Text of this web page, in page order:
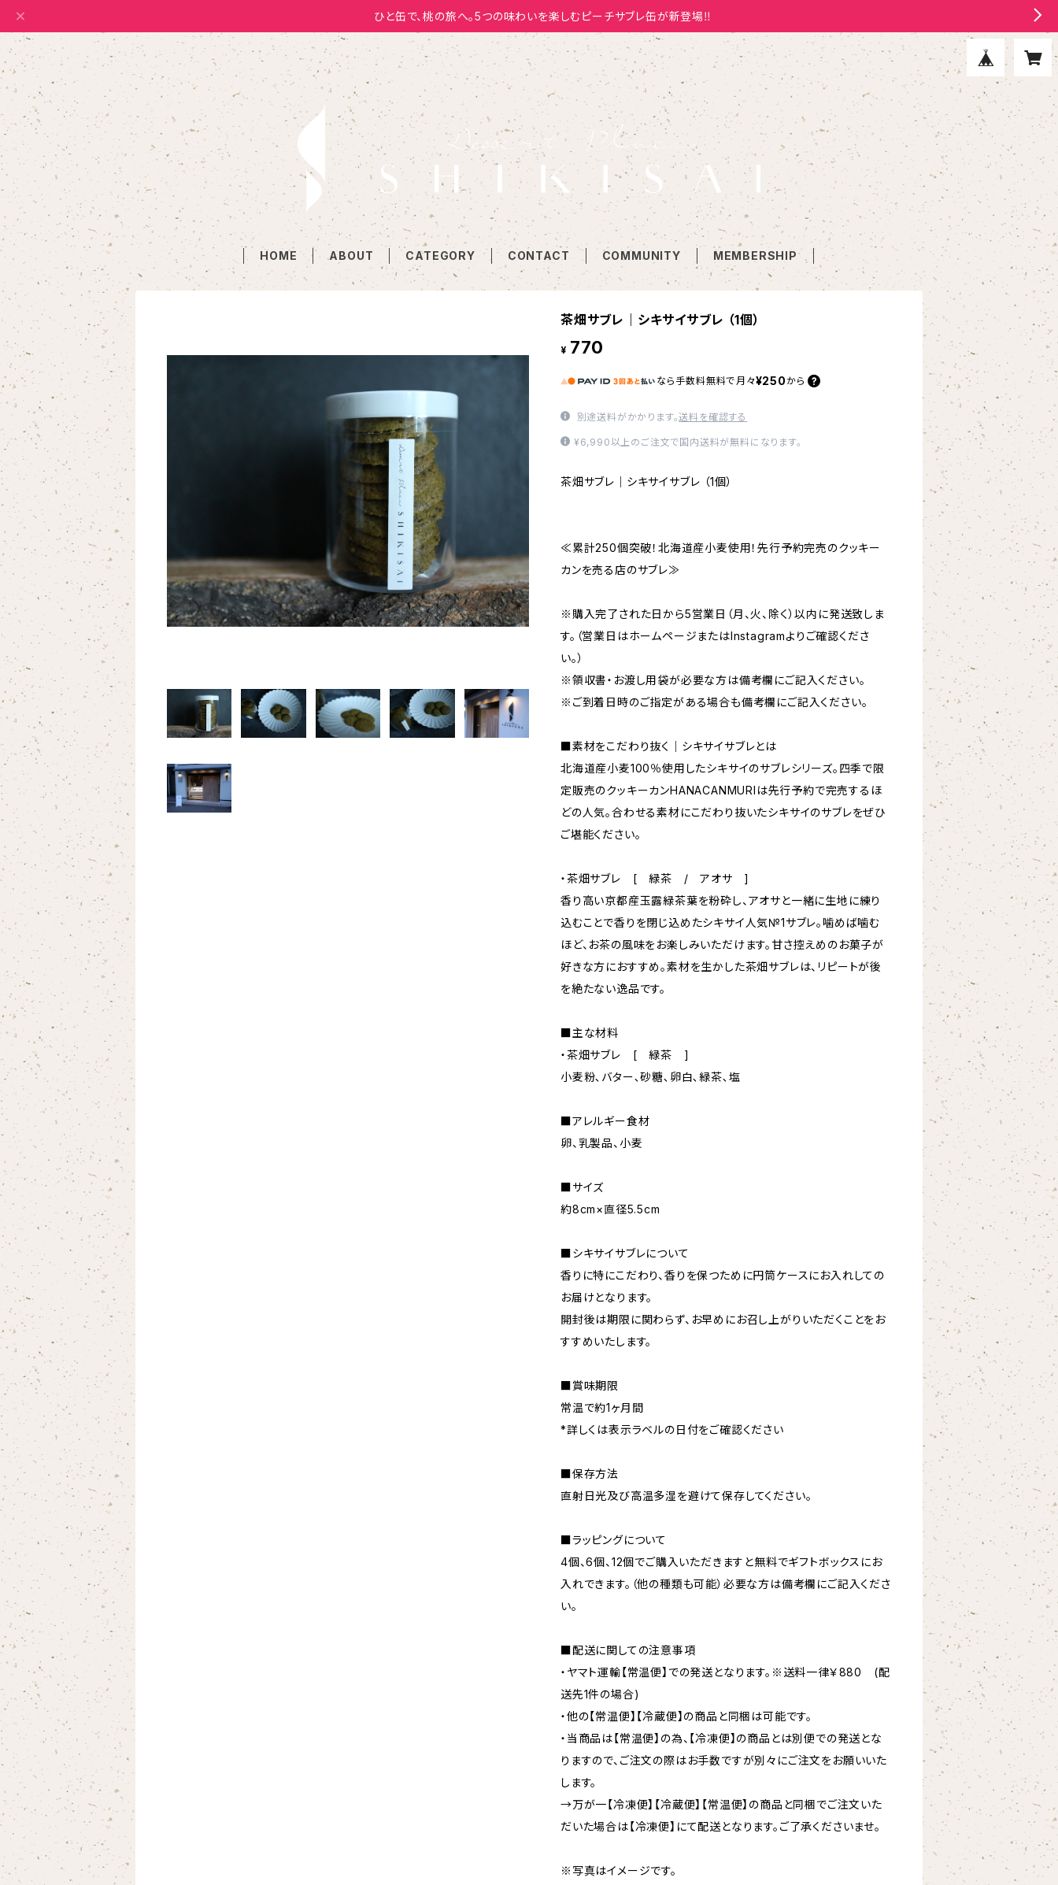
ひと缶で、桃の旅へ。5つの味わいを楽しむピーチサブレ缶が新登場‼
HOME ABOUT CATEGORY CONTACT COMMUNITY MEMBERSHIP
茶畑サブレ｜シキサイサブレ （1個）
¥ 770
なら 手数料無料で 月々¥250 から
別途送料がかかります。送料を確認する
¥6,990以上のご注文で国内送料が無料になります。
茶畑サブレ｜シキサイサブレ （1個）
≪累計250個突破！北海道産小麦使用！先行予約完売のクッキー
カンを売る店のサブレ≫
※購入完了された日から5営業日（月、火、除く）以内に発送致しま
す。（営業日はホームページまたはInstagramよりご確認くださ
い。）
※領収書・お渡し用袋が必要な方は備考欄にご記入ください。
※ご到着日時のご指定がある場合も備考欄にご記入ください。
■素材をこだわり抜く｜シキサイサブレとは
北海道産小麦100％使用したシキサイのサブレシリーズ。四季で限
定販売のクッキーカンHANACANMURIは先行予約で完売するほ
どの人気。合わせる素材にこだわり抜いたシキサイのサブレをぜひ
ご堪能ください。
・茶畑サブレ [ 緑茶 / アオサ ]
香り高い京都産玉露緑茶葉を粉砕し、アオサと一緒に生地に練り
込むことで香りを閉じ込めたシキサイ人気№1サブレ。噛めば噛む
ほど、お茶の風味をお楽しみいただけます。甘さ控えめのお菓子が
好きな方におすすめ。素材を生かした茶畑サブレは、リピートが後
を絶たない逸品です。
■主な材料
・茶畑サブレ [ 緑茶 ]
小麦粉､バター､砂糖､卵白､緑茶､塩
■アレルギー食材
卵、乳製品、小麦
■サイズ
約8cm×直径5.5cm
■シキサイサブレについて
香りに特にこだわり、香りを保つために円筒ケースにお入れしての
お届けとなります。
開封後は期限に関わらず、お早めにお召し上がりいただくことをお
すすめいたします。
■賞味期限
常温で約1ヶ月間
*詳しくは表示ラベルの日付をご確認ください
■保存方法
直射日光及び高温多湿を避けて保存してください。
■ラッピングについて
4個、6個、12個でご購入いただきますと無料でギフトボックスにお
入れできます。（他の種類も可能）必要な方は備考欄にご記入くださ
い。
■配送に関しての注意事項
・ヤマト運輸【常温便】での発送となります。※送料一律￥880 (配
送先1件の場合)
・他の【常温便】【冷蔵便】の商品と同梱は可能です。
・当商品は【常温便】の為、【冷凍便】の商品とは別便での発送とな
りますので、ご注文の際はお手数ですが別々にご注文をお願いいた
します。
→万が一【冷凍便】【冷蔵便】【常温便】の商品と同梱でご注文いた
だいた場合は【冷凍便】にて配送となります。ご了承くださいませ。
※写真はイメージです。